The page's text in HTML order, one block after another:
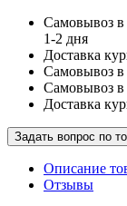
Самовывоз
1-2 дня
Доставка
Самовывоз в
Самовывоз в
Доставка
Задать вопрос по
Описание
Отзывы